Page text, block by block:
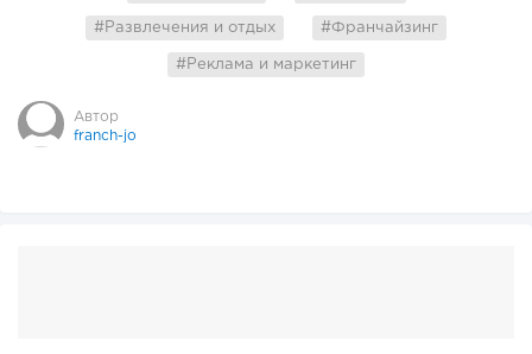
#Развлечения и отдых #Франчайзинг
#Реклама и маркетинг
Автор
franch-jo